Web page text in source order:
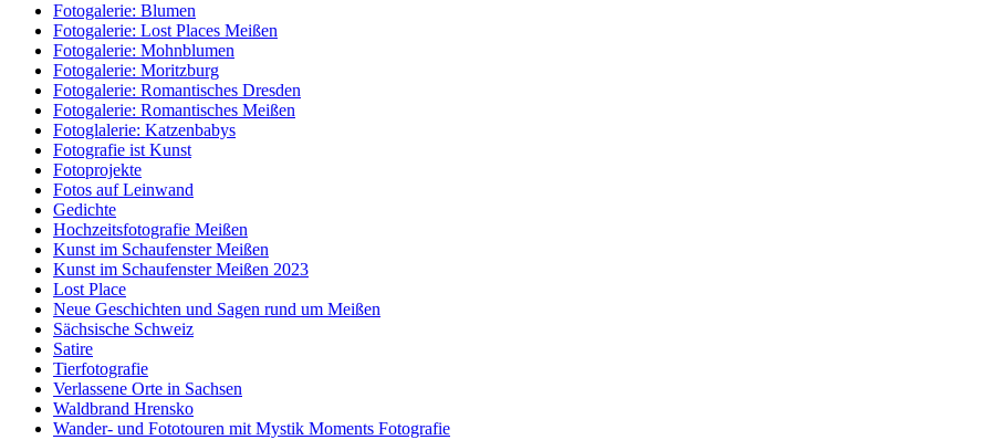
Fotogalerie: Blumen
Fotogalerie: Lost Places Meißen
Fotogalerie: Mohnblumen
Fotogalerie: Moritzburg
Fotogalerie: Romantisches Dresden
Fotogalerie: Romantisches Meißen
Fotoglalerie: Katzenbabys
Fotografie ist Kunst
Fotoprojekte
Fotos auf Leinwand
Gedichte
Hochzeitsfotografie Meißen
Kunst im Schaufenster Meißen
Kunst im Schaufenster Meißen 2023
Lost Place
Neue Geschichten und Sagen rund um Meißen
Sächsische Schweiz
Satire
Tierfotografie
Verlassene Orte in Sachsen
Waldbrand Hrensko
Wander- und Fototouren mit Mystik Moments Fotografie